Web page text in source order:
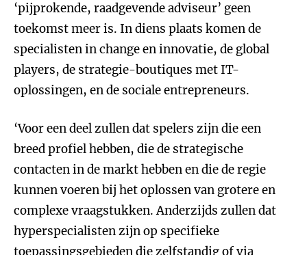
‘pijprokende, raadgevende adviseur’ geen
toekomst meer is. In diens plaats komen de
specialisten in change en innovatie, de global
players, de strategie-boutiques met IT-
oplossingen, en de sociale entrepreneurs.
‘Voor een deel zullen dat spelers zijn die een
breed profiel hebben, die de strategische
contacten in de markt hebben en die de regie
kunnen voeren bij het oplossen van grotere en
complexe vraagstukken. Anderzijds zullen dat
hyperspecialisten zijn op specifieke
toepassingsgebieden die zelfstandig of via